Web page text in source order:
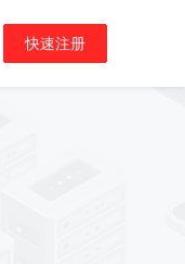
快速注册